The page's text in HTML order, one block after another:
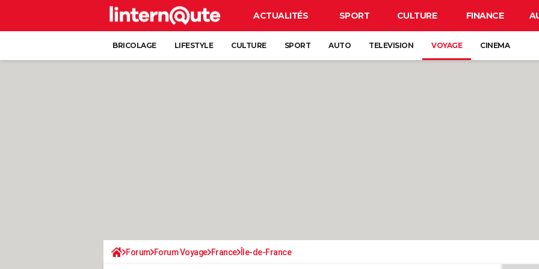
ACTUALITÉS SPORT CULTURE FINANCE
BRICOLAGE LIFESTYLE CULTURE SPORT AUTO TELEVISION VOYAGE CINEMA
Forum Forum Voyage France Île-de-France